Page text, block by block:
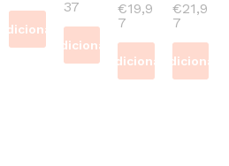
Adicionar
37
Adicionar
€19,9
7
Adicionar
€21,9
7
Adicionar